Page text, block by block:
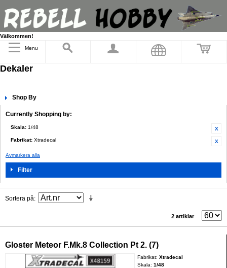
Välkommen!
Menu
Dekaler
Shop By
Currently Shopping by:
Skala: 1/48
Fabrikat: Xtradecal
Avmarkera alla
Filter
Sortera på
2 artiklar
Gloster Meteor F.Mk.8 Collection Pt 2. (7)
Fabrikat:Xtradecal
Skala:1/48